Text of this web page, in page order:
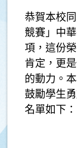
恭賀本校
競賽」中
項，這份
肯定，更
的動力。
鼓勵學生
名單如下：